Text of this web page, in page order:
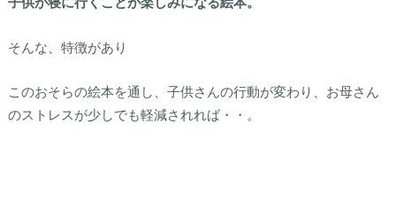
そんな、特徴があり
このおそらの絵本を通し、子供さんの行動が変わり、お母さん
のストレスが少しでも軽減されれば・・。